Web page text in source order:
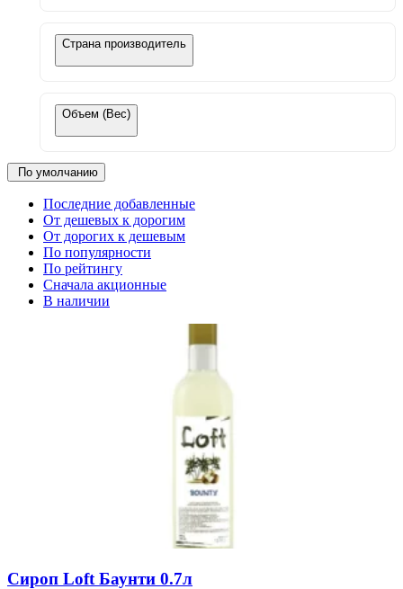
Страна производитель
Объем (Вес)
По умолчанию
Последние добавленные
От дешевых к дорогим
От дорогих к дешевым
По популярности
По рейтингу
Сначала акционные
В наличии
Сироп Loft Баунти 0.7л